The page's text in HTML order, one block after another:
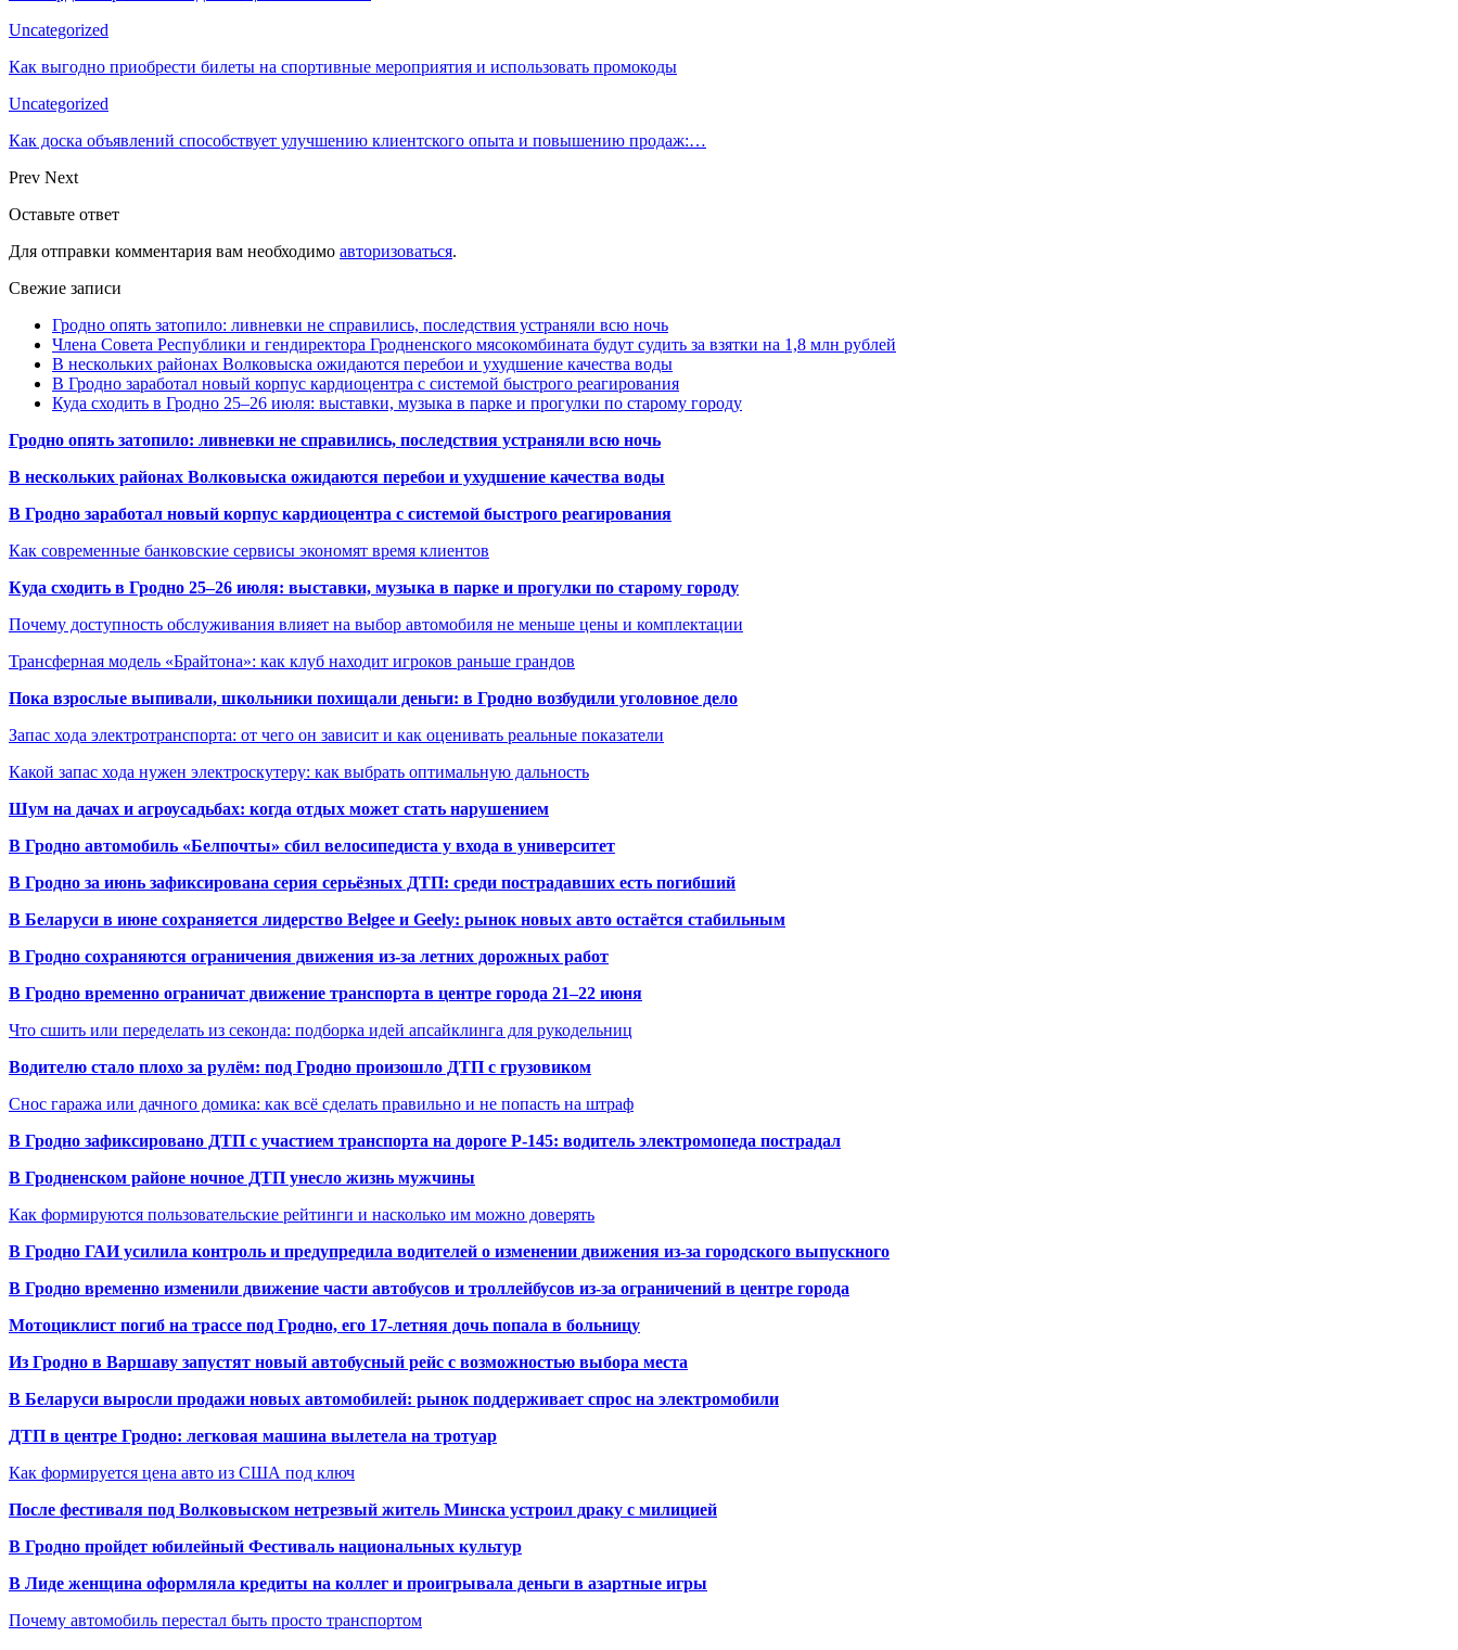
Uncategorized
Как выгодно приобрести билеты на спортивные мероприятия и использовать промокоды
Uncategorized
Как доска объявлений способствует улучшению клиентского опыта и повышению продаж:…
Prev Next
Оставьте ответ
Для отправки комментария вам необходимо авторизоваться.
Свежие записи
Гродно опять затопило: ливневки не справились, последствия устраняли всю ночь
Члена Совета Республики и гендиректора Гродненского мясокомбината будут судить за взятки на 1,8 млн рублей
В нескольких районах Волковыска ожидаются перебои и ухудшение качества воды
В Гродно заработал новый корпус кардиоцентра с системой быстрого реагирования
Куда сходить в Гродно 25–26 июля: выставки, музыка в парке и прогулки по старому городу
Гродно опять затопило: ливневки не справились, последствия устраняли всю ночь
В нескольких районах Волковыска ожидаются перебои и ухудшение качества воды
В Гродно заработал новый корпус кардиоцентра с системой быстрого реагирования
Как современные банковские сервисы экономят время клиентов
Куда сходить в Гродно 25–26 июля: выставки, музыка в парке и прогулки по старому городу
Почему доступность обслуживания влияет на выбор автомобиля не меньше цены и комплектации
Трансферная модель «Брайтона»: как клуб находит игроков раньше грандов
Пока взрослые выпивали, школьники похищали деньги: в Гродно возбудили уголовное дело
Запас хода электротранспорта: от чего он зависит и как оценивать реальные показатели
Какой запас хода нужен электроскутеру: как выбрать оптимальную дальность
Шум на дачах и агроусадьбах: когда отдых может стать нарушением
В Гродно автомобиль «Белпочты» сбил велосипедиста у входа в университет
В Гродно за июнь зафиксирована серия серьёзных ДТП: среди пострадавших есть погибший
В Беларуси в июне сохраняется лидерство Belgee и Geely: рынок новых авто остаётся стабильным
В Гродно сохраняются ограничения движения из-за летних дорожных работ
В Гродно временно ограничат движение транспорта в центре города 21–22 июня
Что сшить или переделать из секонда: подборка идей апсайклинга для рукодельниц
Водителю стало плохо за рулём: под Гродно произошло ДТП с грузовиком
Снос гаража или дачного домика: как всё сделать правильно и не попасть на штраф
В Гродно зафиксировано ДТП с участием транспорта на дороге Р-145: водитель электромопеда пострадал
В Гродненском районе ночное ДТП унесло жизнь мужчины
Как формируются пользовательские рейтинги и насколько им можно доверять
В Гродно ГАИ усилила контроль и предупредила водителей о изменении движения из-за городского выпускного
В Гродно временно изменили движение части автобусов и троллейбусов из-за ограничений в центре города
Мотоциклист погиб на трассе под Гродно, его 17-летняя дочь попала в больницу
Из Гродно в Варшаву запустят новый автобусный рейс с возможностью выбора места
В Беларуси выросли продажи новых автомобилей: рынок поддерживает спрос на электромобили
ДТП в центре Гродно: легковая машина вылетела на тротуар
Как формируется цена авто из США под ключ
После фестиваля под Волковыском нетрезвый житель Минска устроил драку с милицией
В Гродно пройдет юбилейный Фестиваль национальных культур
В Лиде женщина оформляла кредиты на коллег и проигрывала деньги в азартные игры
Почему автомобиль перестал быть просто транспортом